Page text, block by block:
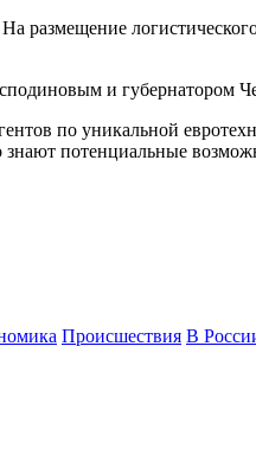
размещение
и губернатором
по уникальной
потенциальные
Происшествия В